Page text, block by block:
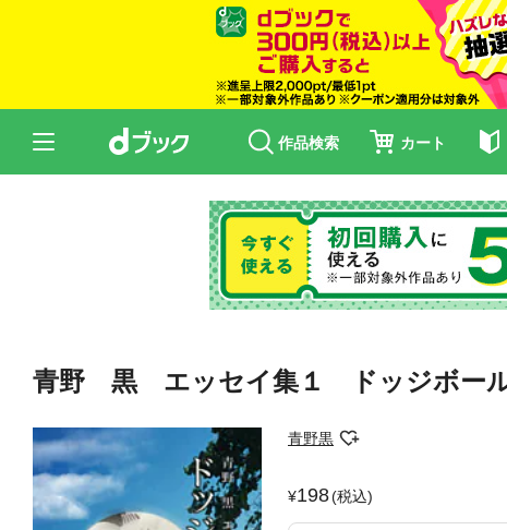
作品検索 カート
青野 黒 エッセイ集１ ドッジボー
青野黒
198(税込)